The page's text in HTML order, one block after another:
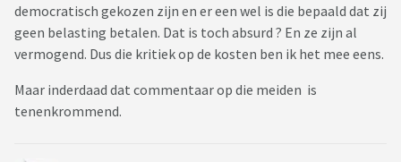
democratisch gekozen zijn en er een wel is die bepaald dat zij
geen belasting betalen. Dat is toch absurd ? En ze zijn al
vermogend. Dus die kritiek op de kosten ben ik het mee eens.
Maar inderdaad dat commentaar op die meiden is
tenenkrommend.